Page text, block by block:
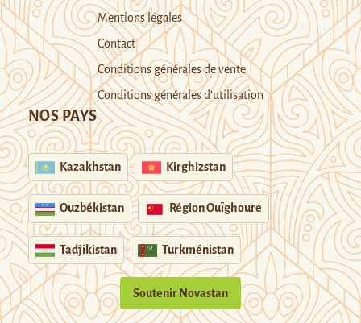
Mentions légales
Contact
Conditions générales de vente
Conditions générales d’utilisation
NOS PAYS
Kazakhstan Kirghizstan
Ouzbékistan Région Ouïghoure
Tadjikistan Turkménistan
Soutenir Novastan